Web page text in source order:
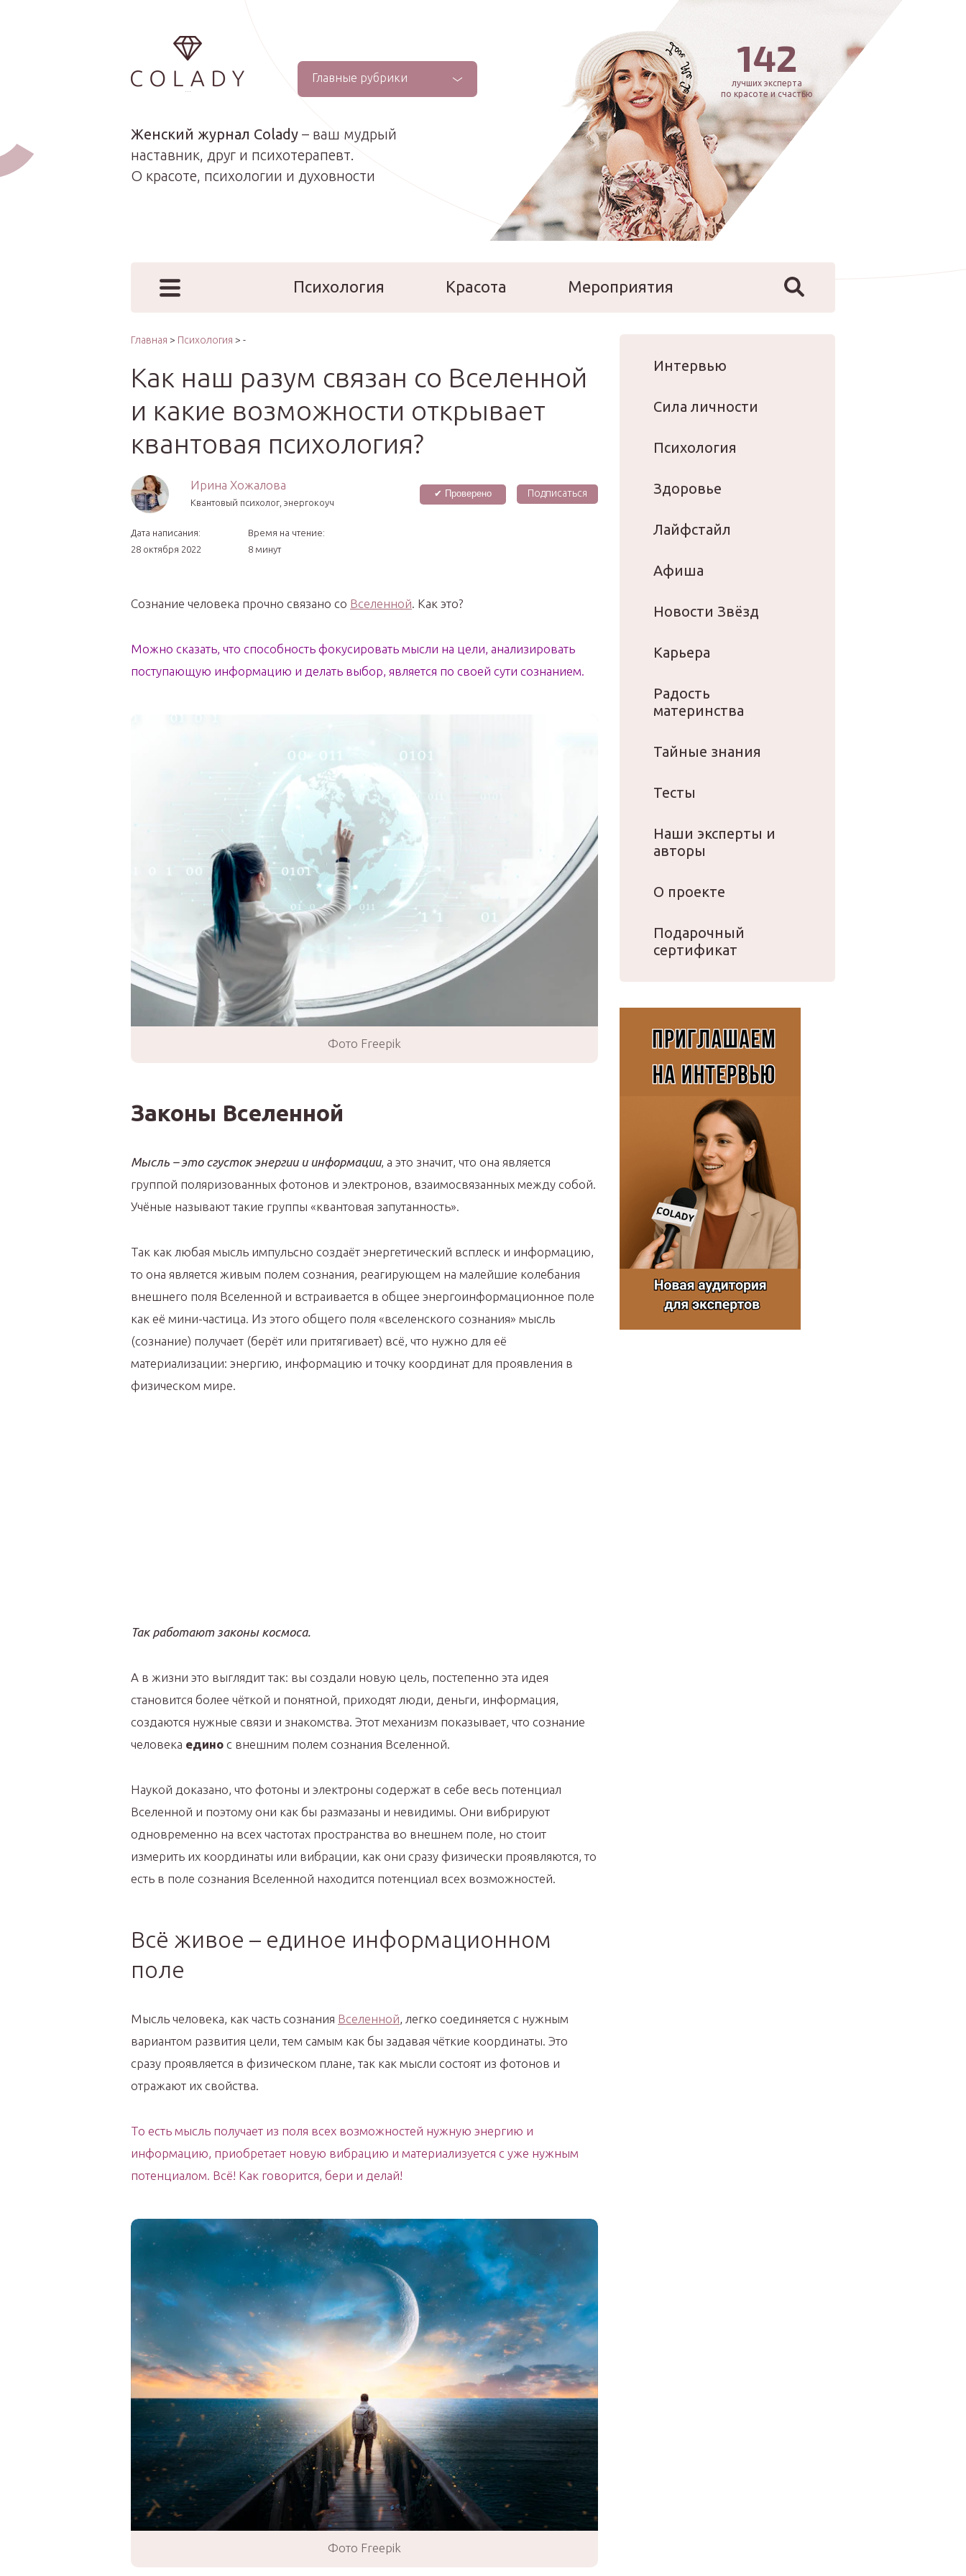
...
Главные рубрики
Женский журнал Colady – ваш мудрый
наставник, друг и психотерапевт.
О красоте, психологии и духовности
142
лучших эксперта
по красоте и счастью
Психология Красота
Мероприятия
Главная > Психология > -
Как наш разум связан со Вселенной
и какие возможности открывает
квантовая психология?
Ирина Хожалова
Квантовый психолог, энергокоуч
✔ Проверено Подписаться
Дата написания:
28 октября 2022
Время на чтение:
8 минут
Сознание человека прочно связано со Вселенной. Как это?
Можно сказать, что способность фокусировать мысли на цели, анализировать
поступающую информацию и делать выбор, является по своей сути сознанием.
Фото Freepik
Законы Вселенной
Мысль – это сгусток энергии и информации, а это значит, что она является
группой поляризованных фотонов и электронов, взаимосвязанных между собой.
Учёные называют такие группы «квантовая запутанность».
Так как любая мысль импульсно создаёт энергетический всплеск и информацию,
то она является живым полем сознания, реагирующем на малейшие колебания
внешнего поля Вселенной и встраивается в общее энергоинформационное поле
как её мини-частица. Из этого общего поля «вселенского сознания» мысль
(сознание) получает (берёт или притягивает) всё, что нужно для её
материализации: энергию, информацию и точку координат для проявления в
физическом мире.
Так работают законы космоса.
А в жизни это выглядит так: вы создали новую цель, постепенно эта идея
становится более чёткой и понятной, приходят люди, деньги, информация,
создаются нужные связи и знакомства. Этот механизм показывает, что сознание
человека едино с внешним полем сознания Вселенной.
Наукой доказано, что фотоны и электроны содержат в себе весь потенциал
Вселенной и поэтому они как бы размазаны и невидимы. Они вибрируют
одновременно на всех частотах пространства во внешнем поле, но стоит
измерить их координаты или вибрации, как они сразу физически проявляются, то
есть в поле сознания Вселенной находится потенциал всех возможностей.
Всё живое – единое информационном
поле
Мысль человека, как часть сознания Вселенной, легко соединяется с нужным
вариантом развития цели, тем самым как бы задавая чёткие координаты. Это
сразу проявляется в физическом плане, так как мысли состоят из фотонов и
отражают их свойства.
То есть мысль получает из поля всех возможностей нужную энергию и
информацию, приобретает новую вибрацию и материализуется с уже нужным
потенциалом. Всё! Как говорится, бери и делай!
Фото Freepik
Интервью
Сила личности
Психология
Здоровье
Лайфстайл
Афиша
Новости Звёзд
Карьера
Радость
материнства
Тайные знания
Тесты
Наши эксперты и
авторы
О проекте
Подарочный
сертификат